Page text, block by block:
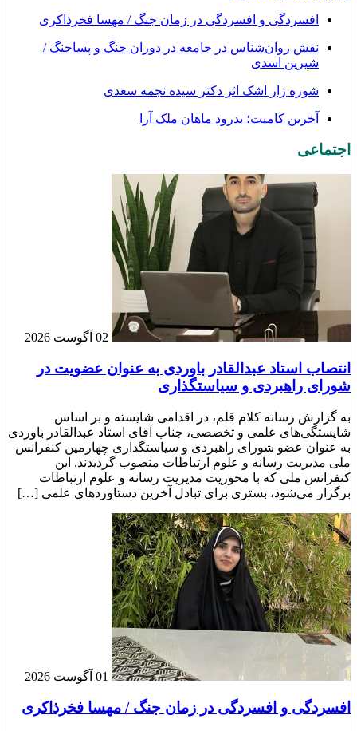
افسردگی و افسردگی در زمان جنگ / مهسا فخرذاکری
نقش روان‌شناس در جامعه در دوران جنگ و پساجنگ /
شیرین اسدی
شوره زار اشک اثر دکتر سیده نجمه سعدی
​آخرین کامیت؛ بدرود ماهان ملک آرا
اجتماعی
02 آگوست 2026
انتصاب استاد عبدالقادر باوردی به عنوان عضویت در
شورای راهبردی و سیاستگذاری
به گزارش رسانه کلام قلم، در اقدامی شایسته و بر اساس
شایستگی‌های علمی و تخصصی، جناب آقای استاد عبدالقادر باوردی
به عنوان عضو شورای راهبردی و سیاستگذاری چهارمین کنفرانس
ملی مدیریت رسانه و علوم ارتباطات منصوب گردیدند. این
کنفرانس ملی که با محوریت مدیریت رسانه و علوم ارتباطات
برگزار می‌شود، بستری برای تبادل آخرین دستاوردهای علمی […]
01 آگوست 2026
افسردگی و افسردگی در زمان جنگ / مهسا فخرذاکری